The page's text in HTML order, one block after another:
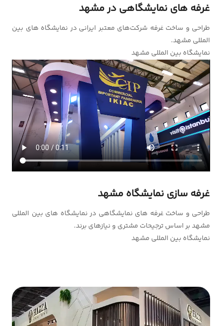
غرفه های نمایشگاهی در مشهد
طراحی و ساخت غرفه شرکت‌های معتبر ایرانی در نمایشگاه های بین
المللی مشهد.
نمایشگاه بین المللی مشهد
غرفه سازی نمایشگاه مشهد
طراحی و ساخت غرفه های نمایشگاهی در نمایشگاه های بین المللی
مشهد بر اساس ترجیحات مشتری و نیازهای برند.
نمایشگاه بین المللی مشهد